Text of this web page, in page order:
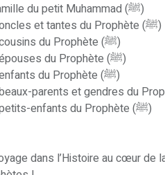
La famille du petit Muhammad (ﷺ)
Les oncles et tantes du Prophète (ﷺ)
Les cousins du Prophète (ﷺ)
Les épouses du Prophète (ﷺ)
Les enfants du Prophète (ﷺ)
Les petits-enfants du Prophète (ﷺ)
dans l’Histoire au cœur de